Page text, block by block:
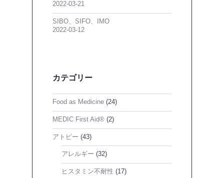
2022-03-21
SIBO、SIFO、IMO
2022-03-12
カテゴリー
Food as Medicine (24)
MEDIC First Aid® (2)
アトピー (43)
アレルギー (32)
ヒスタミン不耐性 (17)